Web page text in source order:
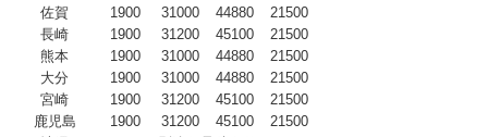
佐賀
1900 31000 44880
21500
長崎
1900 31200 45100
21500
熊本
1900 31000 44880
21500
大分
1900 31000 44880
21500
宮崎
1900 31200 45100
21500
鹿児島
1900 31200 45100
21500